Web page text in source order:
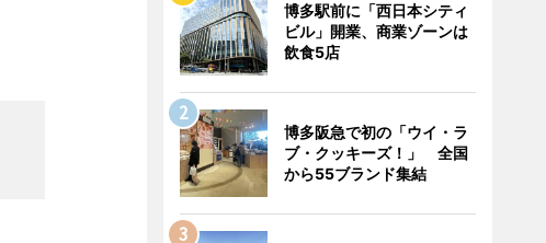
博多駅前に「西日本シティ
ビル」開業、商業ゾーンは
飲食5店
博多阪急で初の「ウイ・ラ
ブ・クッキーズ！」 全国
から55ブランド集結